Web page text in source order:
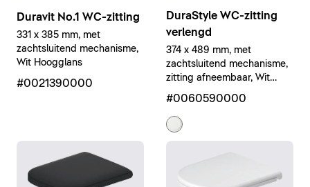
Duravit No.1 WC-zitting
331 x 385 mm, met
zachtsluitend mechanisme,
Wit Hoogglans
#0021390000
DuraStyle WC-zitting
verlengd
374 x 489 mm, met
zachtsluitend mechanisme,
zitting afneembaar, Wit
#0060590000